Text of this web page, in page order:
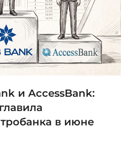
и AccessBank:
в июне